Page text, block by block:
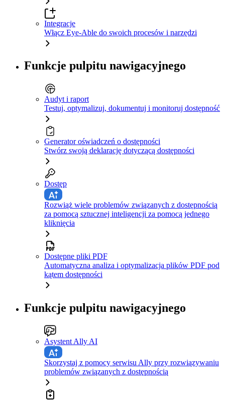
Integracje
Włącz Eye-Able do swoich procesów i narzędzi
Funkcje pulpitu nawigacyjnego
Audyt i raport
Testuj, optymalizuj, dokumentuj i monitoruj dostępność
Generator oświadczeń o dostępności
Stwórz swoją deklarację dotyczącą dostępności
Dostęp
Rozwiąż wiele problemów związanych z dostępnością
za pomocą sztucznej inteligencji za pomocą jednego
kliknięcia
Dostępne pliki PDF
Automatyczna analiza i optymalizacja plików PDF pod
kątem dostępności
Funkcje pulpitu nawigacyjnego
Asystent Ally AI
Skorzystaj z pomocy serwisu Ally przy rozwiązywaniu
problemów związanych z dostępnością